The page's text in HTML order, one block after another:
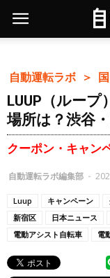
自動運転ラボ ＞
LUUP（ルー
場所は？渋谷
クーポン・キャン
自動運転ラボ編集部 -
Luup キャンペーン
新宿区
日本ニュース
電動アシスト自転車
電